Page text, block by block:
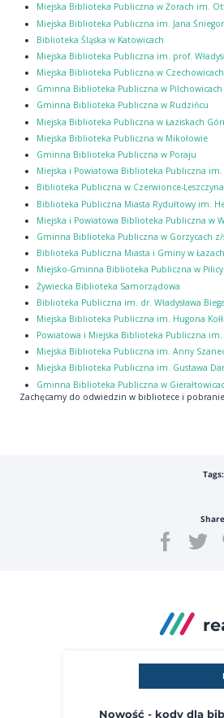
Miejska Biblioteka Publiczna w Żorach im.
Miejska Biblioteka Publiczna im. Jana
Biblioteka Śląska w Katowicach
Miejska Biblioteka Publiczna im. prof.
Miejska Biblioteka Publiczna w
Gminna Biblioteka Publiczna w Pilchowicach
Gminna Biblioteka Publiczna w Rudzińcu
Miejska Biblioteka Publiczna w Łaziskach
Miejska Biblioteka Publiczna w Mikołowie
Gminna Biblioteka Publiczna w Poraju
Miejska i Powiatowa Biblioteka Publiczna im.
Biblioteka Publiczna w Czerwionce-
Biblioteka Publiczna Miasta Rydułtowy im.
Miejska i Powiatowa Biblioteka Publiczna w
Gminna Biblioteka Publiczna w Gorzycach z/
Biblioteka Publiczna Miasta i Gminy w Łazach
Miejsko-Gminna Biblioteka Publiczna w Pilicy
Żywiecka Biblioteka Samorządowa
Biblioteka Publiczna im. dr. Władysława
Miejska Biblioteka Publiczna im. Hugona
Powiatowa i Miejska Biblioteka Publiczna
Miejska Biblioteka Publiczna im. Anny
Miejska Biblioteka Publiczna im. Gustawa
Gminna Biblioteka Publiczna w
Zachęcamy do odwiedzin w bibliotece i
Tags:
Nowość - kody dla